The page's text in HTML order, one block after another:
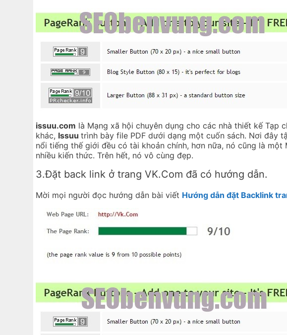
issuu.com là Mạng xã hội chuyên dụng cho các nhà thiết kế Tạp
khác, Issuu trình bày file PDF dưới dạng một cuốn sách. Nơi đây
nổi tiếng thế giới đều có tài khoản chính, hơn nữa, nó cũng là
nhiều kiến thức. Trên hết, nó vô cùng đẹp.
3.Đặt back link ở trang VK.Com đã có hướng dẫn.
Mời mọi người đọc hướng dẫn bài viết Hướng dẫn đặt Backlink